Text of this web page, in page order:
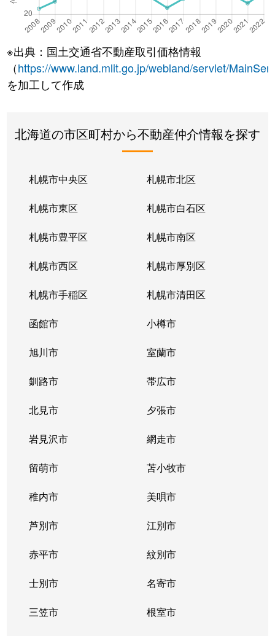
※出典：国土交通省不動産取引価格情報
（https://www.land.mlit.go.jp/webland/servlet/
を加工して作成
北海道の市区町村から不動産仲介情報を探す
札幌市中央区 札幌市北区
札幌市東区 札幌市白石区
札幌市豊平区 札幌市南区
札幌市西区 札幌市厚別区
札幌市手稲区 札幌市清田区
函館市 小樽市
旭川市 室蘭市
釧路市 帯広市
北見市 夕張市
岩見沢市 網走市
留萌市 苫小牧市
稚内市 美唄市
芦別市 江別市
赤平市 紋別市
士別市 名寄市
三笠市 根室市